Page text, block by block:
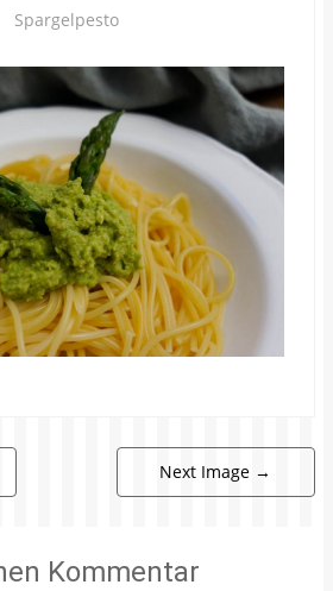
Spargelpesto
Next Image →
Kommentar